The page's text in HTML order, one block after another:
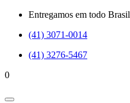
Entregamos em todo Brasil
(41) 3071-0014
(41) 3276-5467
0